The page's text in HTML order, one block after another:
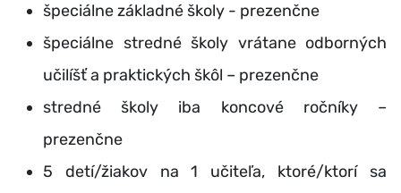
špeciálne základné školy - prezenčne
špeciálne stredné školy vrátane odborných
učilíšť a praktických škôl – prezenčne
stredné školy iba koncové ročníky –
prezenčne
5 detí/žiakov na 1 učiteľa, ktoré/ktorí sa